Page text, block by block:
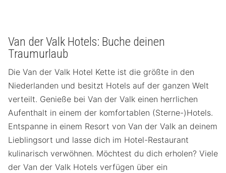
Van der Valk Hotels: Buche deinen
Traumurlaub
Die Van der Valk Hotel Kette ist die größte in den
Niederlanden und besitzt Hotels auf der ganzen Welt
verteilt. Genieße bei Van der Valk einen herrlichen
Aufenthalt in einem der komfortablen (Sterne-)Hotels.
Entspanne in einem Resort von Van der Valk an deinem
Lieblingsort und lasse dich im Hotel-Restaurant
kulinarisch verwöhnen. Möchtest du dich erholen? Viele
der Van der Valk Hotels verfügen über ein